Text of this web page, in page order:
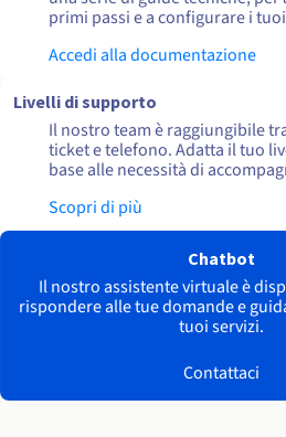
primi passi e a configurare i
Accedi alla documentazione
Livelli di supporto
Il nostro team è raggiungibile
ticket e telefono. Adatta il tuo
base alle necessità di
Scopri di più
Chatbot
Il nostro assistente virtuale è
rispondere alle tue domande e
tuoi servizi.
Contattaci